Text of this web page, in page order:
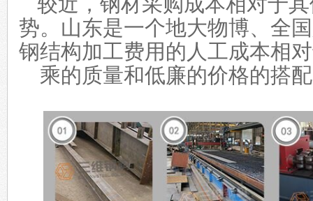
势。山东是一个地大物博、全
钢结构加工费用的人工成本相
乘的质量和低廉的价格的搭